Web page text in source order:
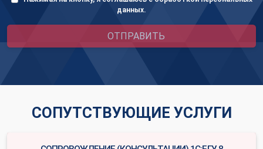
данных.
ОТПРАВИТЬ
СОПУТСТВУЮЩИЕ УСЛУГИ